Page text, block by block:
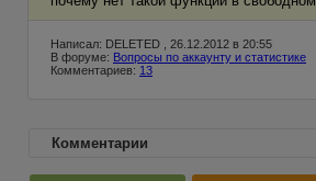
Написал: DELETED , 26.12.2012 в 20:55
В форуме: Вопросы по аккаунту и статистике
Комментариев: 13
Комментарии